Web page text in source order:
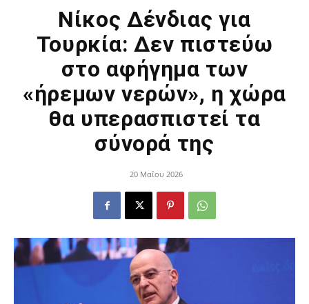
Νίκος Δένδιας για
Τουρκία: Δεν πιστεύω
στο αφήγημα των
«ήρεμων νερών», η χώρα
θα υπερασπιστεί τα
σύνορά της
20 Μαΐου 2026